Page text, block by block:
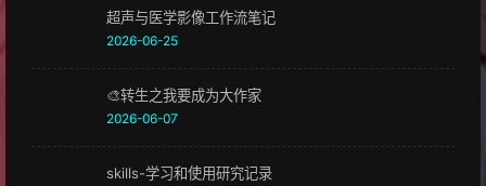
超声与医学影像工作流笔记
2026-06-25
🎨转生之我要成为大作家
2026-06-07
skills-学习和使用研究记录